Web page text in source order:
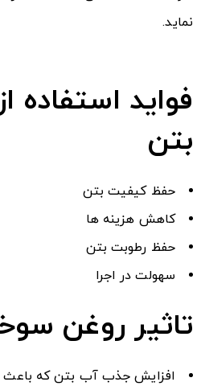
نماید.
فواید استفاده
بتن
حفظ کیفیت بتن
کاهش هزینه ها
حفظ رطوبت بتن
سهولت در اجرا
تاثیر روغن
افزایش جذب آب بتن که باعث